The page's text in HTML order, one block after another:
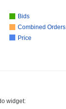
Bids
Combined Orders
Price
widget: